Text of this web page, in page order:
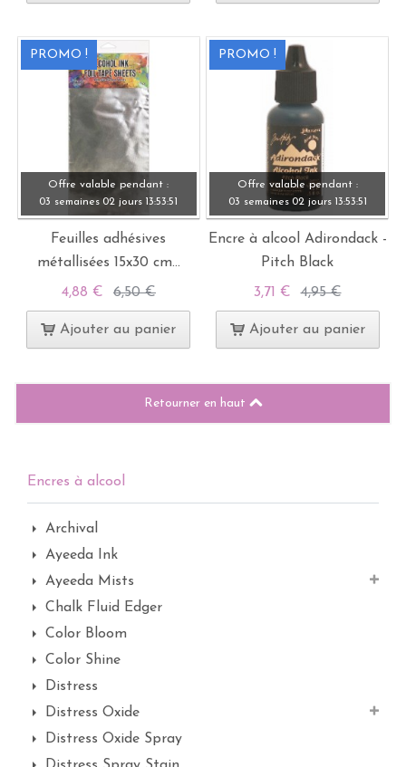
PROMO !
Offre valable pendant :
03 semaines 02 jours 13:53:50
Feuilles adhésives
métallisées 15x30 cm...
4,88 € 6,50 €
Ajouter au panier
PROMO !
Offre valable pendant :
03 semaines 02 jours 13:53:50
Encre à alcool Adirondack -
Pitch Black
3,71 € 4,95 €
Ajouter au panier
Retourner en haut
Encres à alcool
Archival
Ayeeda Ink
Ayeeda Mists
Chalk Fluid Edger
Color Bloom
Color Shine
Distress
Distress Oxide
Distress Oxide Spray